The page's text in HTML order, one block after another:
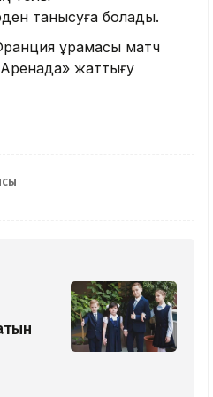
танысуға болады.
құрамасы матч
жаттығу